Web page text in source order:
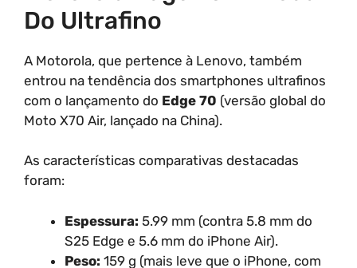
Do Ultrafino
A Motorola, que pertence à Lenovo, também
entrou na tendência dos smartphones ultrafinos
com o lançamento do Edge 70 (versão global do
Moto X70 Air, lançado na China).
As características comparativas destacadas
foram:
Espessura: 5.99 mm (contra 5.8 mm do
S25 Edge e 5.6 mm do iPhone Air).
Peso: 159 g (mais leve que o iPhone, com